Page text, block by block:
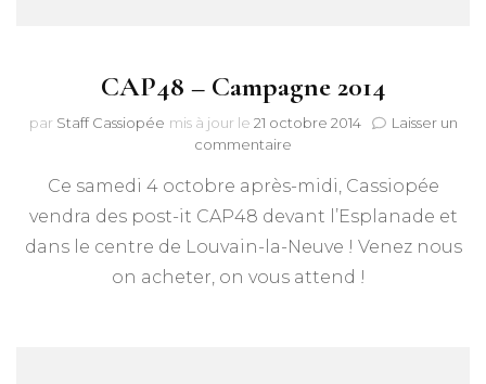
CAP48 – Campagne 2014
par Staff Cassiopée mis à jour le 21 octobre 2014
Laisser un
commentaire
–
Campagne
Ce samedi 4 octobre après-midi, Cassiopée
vendra des post-it CAP48 devant l’Esplanade et
dans le centre de Louvain-la-Neuve ! Venez nous
on acheter, on vous attend !